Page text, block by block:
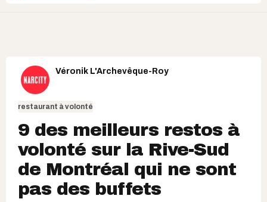
Véronik L'Archevêque-Roy
restaurant à volonté
9 des meilleurs restos à
volonté sur la Rive-Sud
de Montréal qui ne sont
pas des buffets